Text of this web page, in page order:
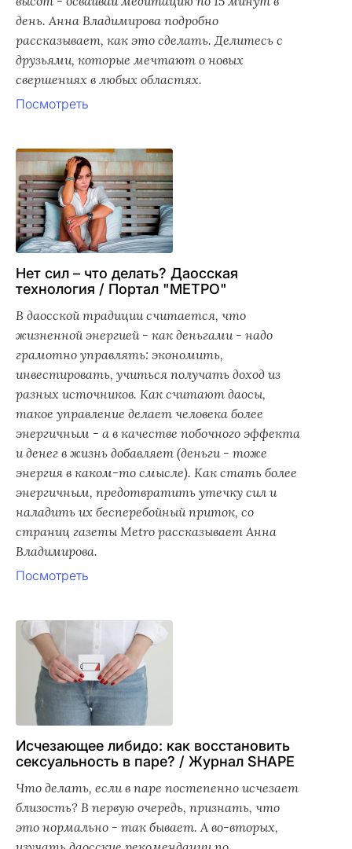
день. Анна Владимирова подробно
рассказывает, как это сделать. Делитесь с
друзьями, которые мечтают о новых
свершениях в любых областях.
Посмотреть
Нет сил – что делать? Даосская
технология / Портал "МЕТРО"
В даосской традиции считается, что
жизненной энергией - как деньгами - надо
грамотно управлять: экономить,
инвестировать, учиться получать доход из
разных источников. Как считают даосы,
такое управление делает человека более
энергичным - а в качестве побочного эффекта
и денег в жизнь добавляет (деньги - тоже
энергия в каком-то смысле). Как стать более
энергичным, предотвратить утечку сил и
наладить их бесперебойный приток, со
страниц газеты Metro рассказывает Анна
Владимирова.
Посмотреть
Исчезающее либидо: как восстановить
сексуальность в паре? / Журнал SHAPE
Что делать, если в паре постепенно исчезает
близость? В первую очередь, признать, что
это нормально - так бывает. А во-вторых,